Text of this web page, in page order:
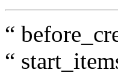
“
“